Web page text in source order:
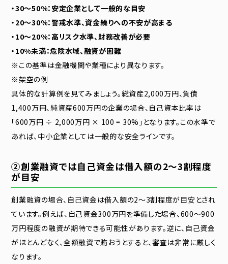
・30〜50%：安定企業として一般的な目安
・20〜30%：警戒水準、資金繰りへの不安が高まる
・10〜20%：高リスク水準、財務改善が必要
・10%未満：危険水域、融資が困難
※この基準は金融機関や業種により異なります。
※架空の例
具体的な計算例を見てみましょう。総資産2,000万円、負債
1,400万円、純資産600万円の企業の場合、自己資本比率は
「600万円 ÷ 2,000万円 × 100 = 30%」となります。この水準で
あれば、中小企業としては一般的な安全ラインです。
②創業融資では自己資金は借入額の2〜3割程度
が目安
創業融資の場合、自己資金は借入額の2〜3割程度が目安とされ
ています。例えば、自己資金300万円を準備した場合、600〜900
万円程度の融資が期待できる可能性があります。逆に、自己資金
がほとんどなく、全額融資で賄おうとすると、審査は非常に厳しく
なります。